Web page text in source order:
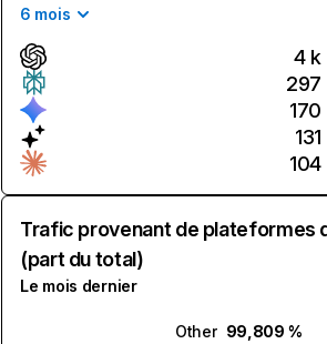
6 mois
4 k
297
170
131
104
Trafic provenant de plateformes
(part du total)
Le mois dernier
Other 99,809 %